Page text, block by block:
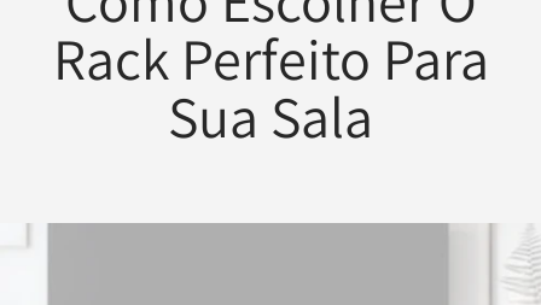
Rack Perfeito Para
Sua Sala